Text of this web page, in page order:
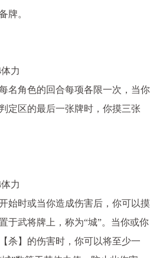
牌。
力
名角色的回合每项各限一次，当你
定区的最后一张牌时，你摸三张
力
始时或当你造成伤害后，你可以摸
于武将牌上，称为“城”。当你或你
杀】的伤害时，你可以将至少一